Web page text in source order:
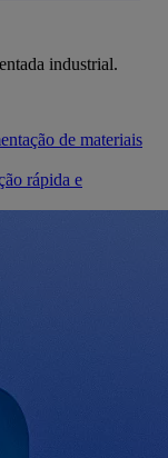
industrial.
de materiais
rápida e